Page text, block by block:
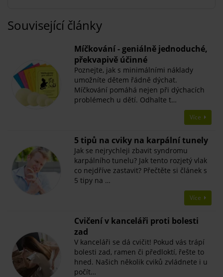
Související články
Míčkování - geniálně jednoduché,
překvapivě účinné
Poznejte, jak s minimálními náklady
umožníte dětem řádně dýchat.
Míčkování pomáhá nejen při dýchacích
problémech u dětí. Odhalte t…
Více
5 tipů na cviky na karpální tunely
Jak se nejrychleji zbavit syndromu
karpálního tunelu? Jak tento rozjetý vlak
co nejdříve zastavit? Přečtěte si článek s
5 tipy na …
Více
Cvičení v kanceláři proti bolesti
zad
V kanceláři se dá cvičit! Pokud vás trápí
bolesti zad, ramen či předloktí, řešte to
hned. Našich několik cviků zvládnete i u
počít…